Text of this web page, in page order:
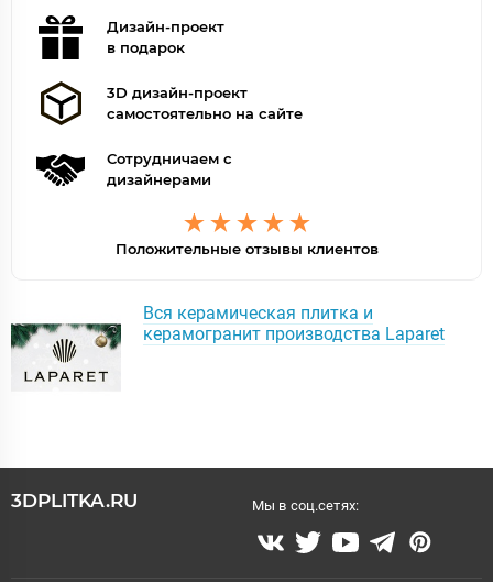
Дизайн-проект
в подарок
3D дизайн-проект
самостоятельно на сайте
Сотрудничаем с
дизайнерами
Положительные отзывы клиентов
Вся керамическая плитка и
керамогранит производства Laparet
3DPLITKA.RU Мы в соц.сетях: